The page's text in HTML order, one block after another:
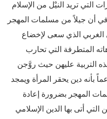
التي تريد النيْل من الإسلام
أن جيلاً من مسلمات المهجر
الغربي الذي سعى لإخضاع
المتطرفة التي تحارب
التربية عليهن حيث روَّجن
بأنه دين يحقر المرأة ويمجد
المهجر بضرورة إعادة
التي أتى بها الدين الإسلامي